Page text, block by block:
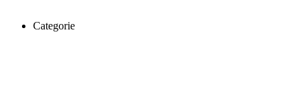
Categorie